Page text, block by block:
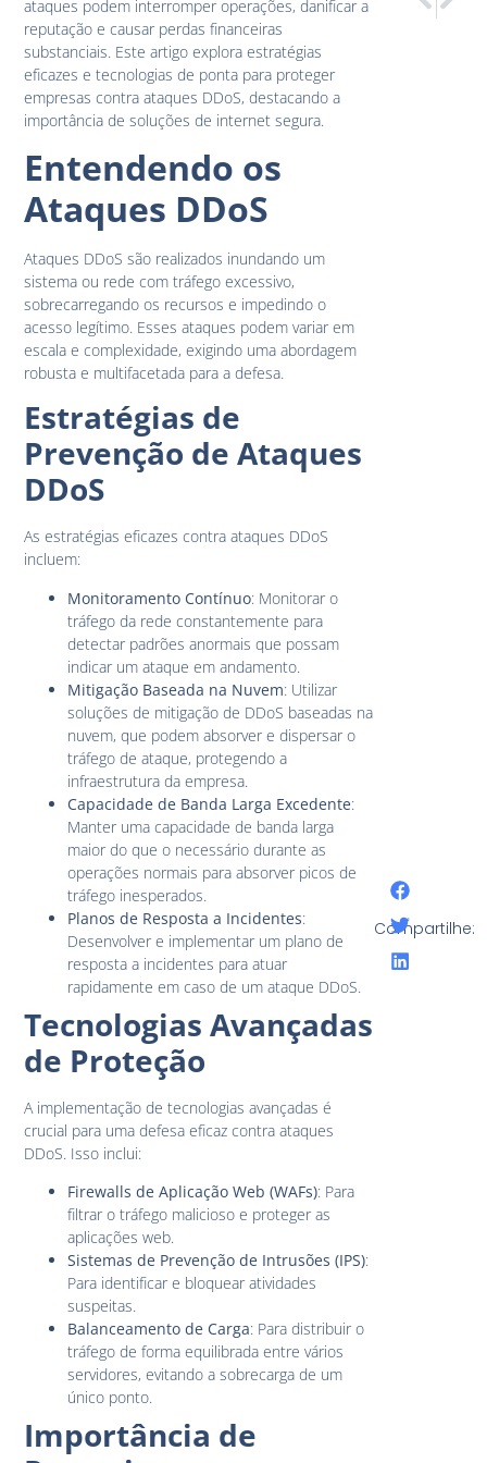
ataques podem interromper operações, danificar a
reputação e causar perdas financeiras
substanciais. Este artigo explora estratégias
eficazes e tecnologias de ponta para proteger
empresas contra ataques DDoS, destacando a
importância de soluções de internet segura.
Entendendo os
Ataques DDoS
Ataques DDoS são realizados inundando um
sistema ou rede com tráfego excessivo,
sobrecarregando os recursos e impedindo o
acesso legítimo. Esses ataques podem variar em
escala e complexidade, exigindo uma abordagem
robusta e multifacetada para a defesa.
Estratégias de
Prevenção de Ataques
DDoS
As estratégias eficazes contra ataques DDoS
incluem:
Monitoramento Contínuo: Monitorar o
tráfego da rede constantemente para
detectar padrões anormais que possam
indicar um ataque em andamento.
Mitigação Baseada na Nuvem: Utilizar
soluções de mitigação de DDoS baseadas na
nuvem, que podem absorver e dispersar o
tráfego de ataque, protegendo a
infraestrutura da empresa.
Capacidade de Banda Larga Excedente:
Manter uma capacidade de banda larga
maior do que o necessário durante as
operações normais para absorver picos de
tráfego inesperados.
Planos de Resposta a Incidentes:
Desenvolver e implementar um plano de
resposta a incidentes para atuar
rapidamente em caso de um ataque DDoS.
Tecnologias Avançadas
de Proteção
A implementação de tecnologias avançadas é
crucial para uma defesa eficaz contra ataques
DDoS. Isso inclui:
Firewalls de Aplicação Web (WAFs): Para
filtrar o tráfego malicioso e proteger as
aplicações web.
Sistemas de Prevenção de Intrusões (IPS):
Para identificar e bloquear atividades
suspeitas.
Balanceamento de Carga: Para distribuir o
tráfego de forma equilibrada entre vários
servidores, evitando a sobrecarga de um
único ponto.
Importância de
Compartilhe: